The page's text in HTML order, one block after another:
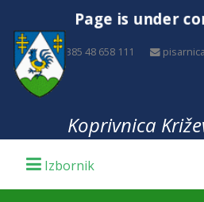
Page is under
+385 48 658 111
Koprivnica